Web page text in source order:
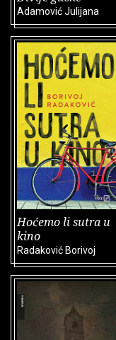
Adamović Julijana
Hoćemo li sutra u
kino
Radaković Borivoj